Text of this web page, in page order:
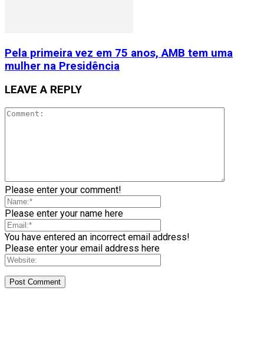
Pela primeira vez em 75 anos, AMB tem uma
mulher na Presidência
LEAVE A REPLY
Please enter your comment!
Please enter your name here
You have entered an incorrect email address!
Please enter your email address here